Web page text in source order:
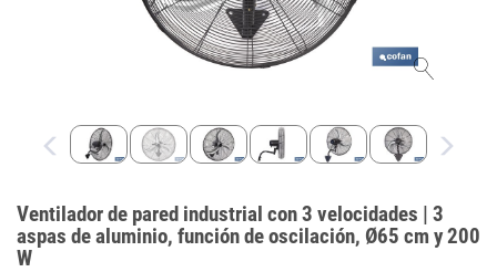
Ventilador de pared industrial con 3 velocidades | 3
aspas de aluminio, función de oscilación, Ø65 cm y 200
W